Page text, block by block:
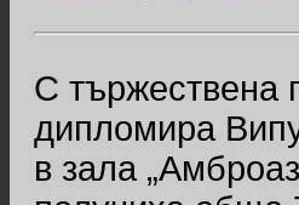
С тържествена
дипломира
в зала